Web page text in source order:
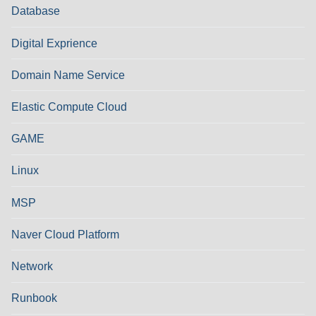
Database
Digital Exprience
Domain Name Service
Elastic Compute Cloud
GAME
Linux
MSP
Naver Cloud Platform
Network
Runbook